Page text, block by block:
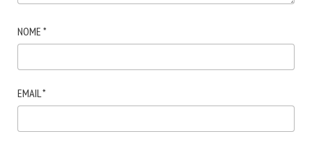
NOME *
EMAIL*